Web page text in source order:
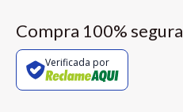
Compra 100% segura
Verificada por